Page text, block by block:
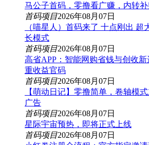
马公子首码，零撸看广赚，内转补
首码项目2026年08月07日
（喵星人）首码来了 十点刚出 超
长模式
首码项目2026年08月07日
高省APP：智能网购省钱与创收
重收益官码
首码项目2026年08月07日
【萌动日记】零撸简单，卷轴模
广告
首码项目2026年08月07日
星际宇宙预热，即将正式上线
首码项目2026年08月07日